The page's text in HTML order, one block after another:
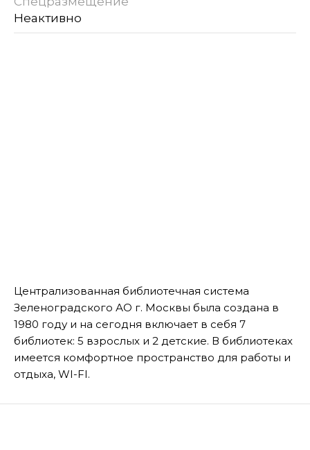
Неактивно
Централизованная библиотечная система
Зеленоградского АО г. Москвы была создана в
1980 году и на сегодня включает в себя 7
библиотек: 5 взрослых и 2 детские. В библиотеках
имеется комфортное пространство для работы и
отдыха, WI-FI.